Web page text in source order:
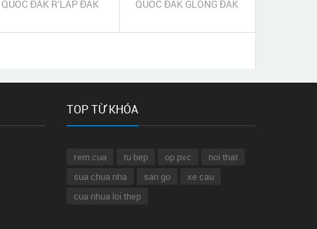
QUỐC ĐẮK R'LẤP ĐẮK
ĐẮK R'LẤP ĐẮK NÔNG
QUỐC ĐẮK GLONG ĐẮK
ĐẮK GLONG ĐẮK NÔNG
TOP TỪ KHÓA
rem cua tu bep op pvc
noi that
sua chua nha
san go
xe cau
cua nhua loi thep